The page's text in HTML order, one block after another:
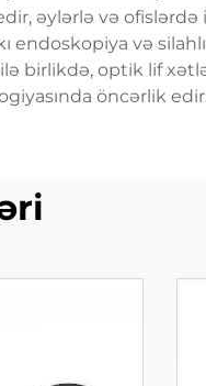
əylərlə və
və
birlikdə, optik lif
öncərlik